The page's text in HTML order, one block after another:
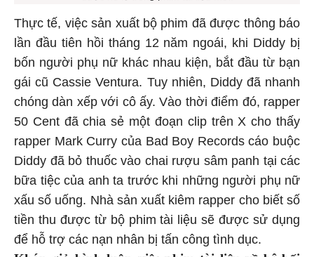
Thực tế, việc sản xuất bộ phim đã được thông báo
lần đầu tiên hồi tháng 12 năm ngoái, khi Diddy bị
bốn người phụ nữ khác nhau kiện, bắt đầu từ bạn
gái cũ Cassie Ventura. Tuy nhiên, Diddy đã nhanh
chóng dàn xếp với cô ấy. Vào thời điểm đó, rapper
50 Cent đã chia sẻ một đoạn clip trên X cho thấy
rapper Mark Curry của Bad Boy Records cáo buộc
Diddy đã bỏ thuốc vào chai rượu sâm panh tại các
bữa tiệc của anh ta trước khi những người phụ nữ
xấu số uống. Nhà sản xuất kiêm rapper cho biết số
tiền thu được từ bộ phim tài liệu sẽ được sử dụng
để hỗ trợ các nạn nhân bị tấn công tình dục.